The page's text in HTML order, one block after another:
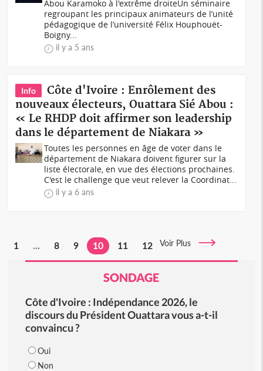
Abou Karamoko à l'extrême droiteUn séminaire
regroupant les principaux animateurs de l’unité
pédagogique de l’université Félix Houphouët-
Boigny...
il y a 5 ans
Info
Côte d'Ivoire : Enrôlement des
nouveaux électeurs, Ouattara Sié Abou :
« Le RHDP doit affirmer son leadership
dans le département de Niakara »
Toutes les personnes en âge de voter dans le
département de Niakara doivent figurer sur la
liste électorale, en vue des élections prochaines.
C'est le challenge que veut relever la Coordinat...
il y a 6 ans
1 ... 8 9 10 11 12 Voir Plus
SONDAGE
Côte d'Ivoire : Indépendance 2026, le
discours du Président Ouattara vous a-t-il
convaincu ?
Oui
Non